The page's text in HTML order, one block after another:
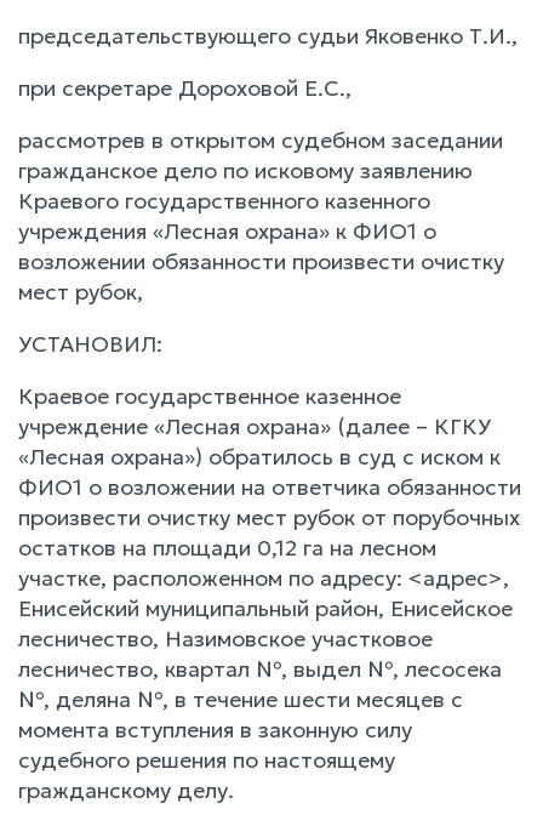
председательствующего судьи Яковенко Т.И.,
при секретаре Дороховой Е.С.,
рассмотрев в открытом судебном заседании
гражданское дело по исковому заявлению
Краевого государственного казенного
учреждения «Лесная охрана» к ФИО1 о
возложении обязанности произвести очистку
мест рубок,
УСТАНОВИЛ:
Краевое государственное казенное
учреждение «Лесная охрана» (далее – КГКУ
«Лесная охрана») обратилось в суд с иском к
ФИО1 о возложении на ответчика обязанности
произвести очистку мест рубок от порубочных
остатков на площади 0,12 га на лесном
участке, расположенном по адресу: <адрес>,
Енисейский муниципальный район, Енисейское
лесничество, Назимовское участковое
лесничество, квартал №, выдел №, лесосека
№, деляна №, в течение шести месяцев с
момента вступления в законную силу
судебного решения по настоящему
гражданскому делу.